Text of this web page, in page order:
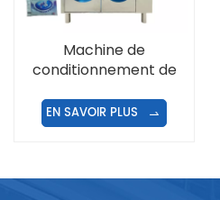
Machine de
conditionnement de
yaourt en sachet à joint
latéral
EN SAVOIR PLUS